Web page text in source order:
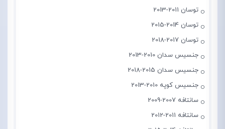
توسان 2011-2013
توسان 2014-2015
توسان 2017-2018
جنسیس سدان 2010-2013
جنسیس سدان 2015-2018
جنسیس کوپه 2010-2013
سانتافه 2007-2009
سانتافه 2011-2012